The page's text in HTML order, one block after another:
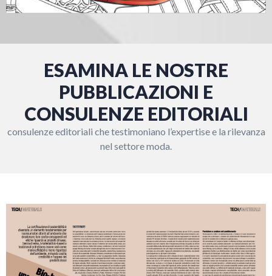
ESAMINA LE NOSTRE
PUBBLICAZIONI E
CONSULENZE EDITORIALI
consulenze editoriali che testimoniano l’expertise e la rilevanza
nel settore moda.